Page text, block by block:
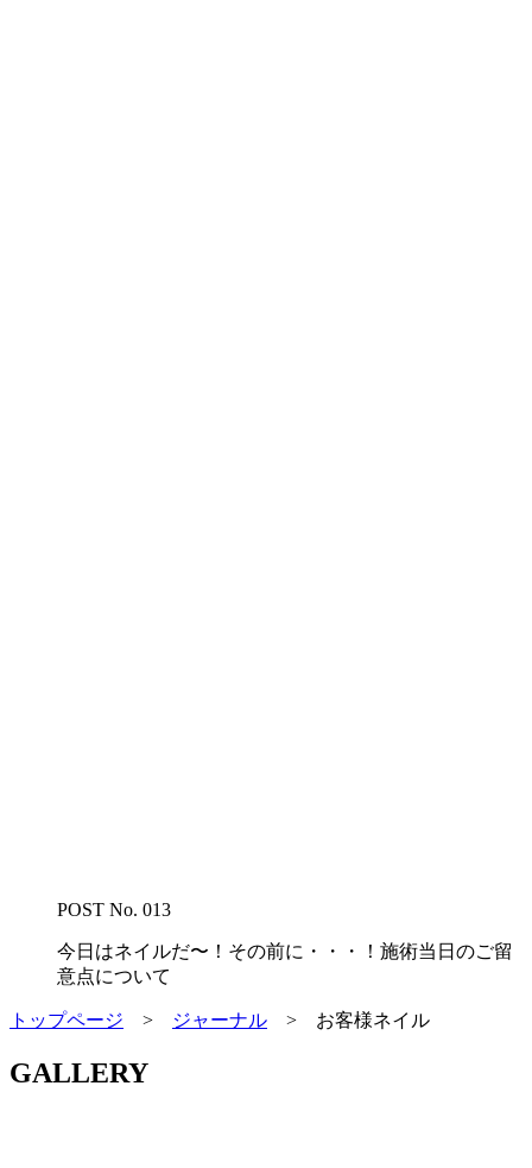
POST No. 013
今日はネイルだ〜！その前に・・・！施術当日のご留
意点について
トップページ > ジャーナル > お客様ネイル
GALLERY